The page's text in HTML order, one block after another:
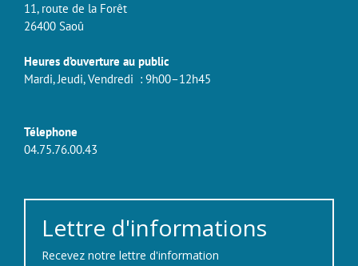
11, route de la Forêt
26400 Saoû
Heures d’ouverture au public
Mardi, Jeudi, Vendredi : 9h00–12h45
Télephone
04.75.76.00.43
Lettre d'informations
Recevez notre lettre d'information